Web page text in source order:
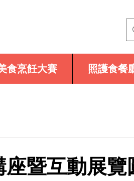
食烹飪大賽 照護食餐
座暨互動展